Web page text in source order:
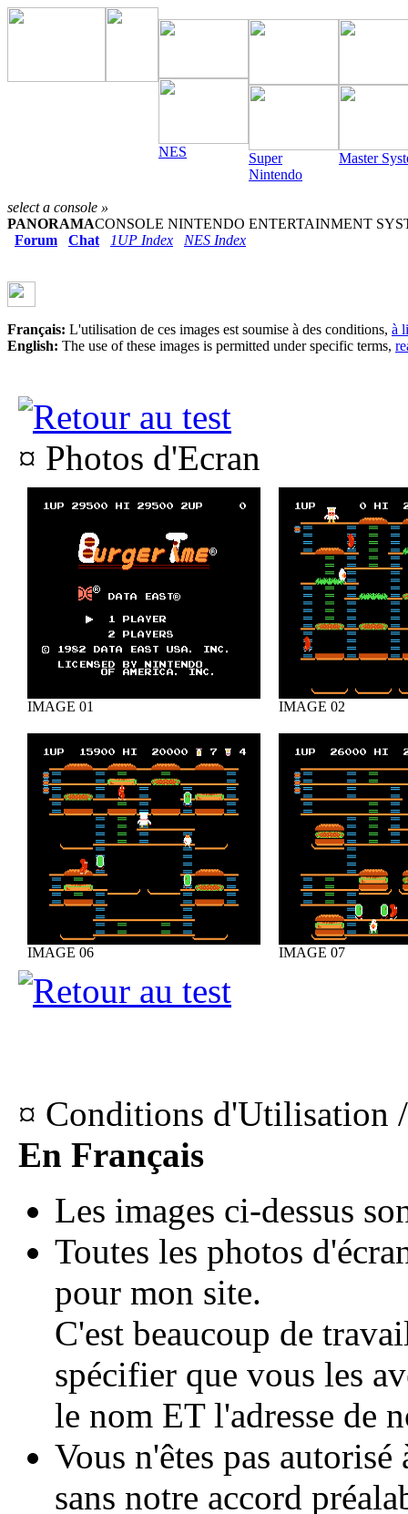
NES
Super
Nintendo
Master
select a console »
PANORAMACONSOLE NINTENDO ENTERTAINMENT
Forum
Chat 1UP Index NES Index
Français: L'utilisation de ces images est soumise à des conditions, à
English: The use of these images is permitted under specific terms,
¤ Photos d'Ecran
IMAGE 01 IMAGE 02
IMAGE 06 IMAGE 07
¤ Conditions d'Utilisation
En Français
Les images ci-dessus
Toutes les photos
pour mon site.
C'est beaucoup de
spécifier que vous les
le nom ET l'adresse de
Vous n'êtes pas
sans notre accord